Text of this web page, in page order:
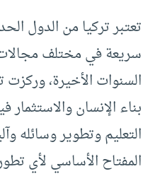
تعتبر تركيا من الدول
سريعة في مختلف مجالات
السنوات الأخيرة، وركزت
بناء الإنسان
التعليم وتطوير وسائله
المفتاح الأساسي لأي